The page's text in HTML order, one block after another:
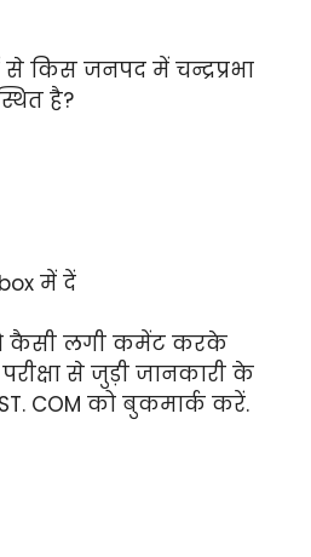
से किस जनपद में चन्द्रप्रभा
है?
में दें
कैसी लगी कमेंट करके
से जुड़ी जानकारी के
COM को बुकमार्क करें.